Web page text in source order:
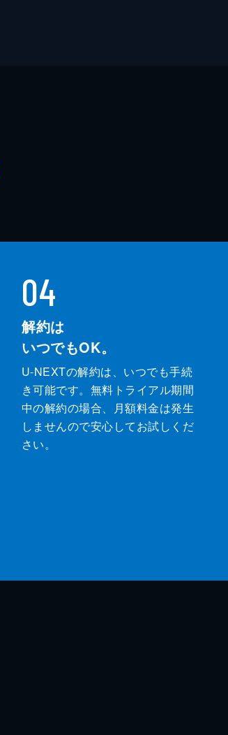
04
解約は
いつでもOK。
U-NEXTの解約は、いつでも手続
き可能です。無料トライアル期間
中の解約の場合、月額料金は発生
しませんので安心してお試しくだ
さい。